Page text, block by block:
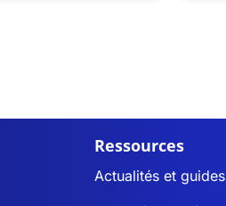
Ressources
Actualités et guides